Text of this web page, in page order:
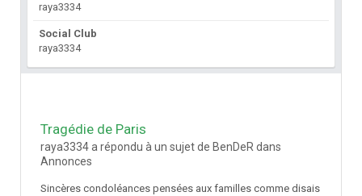
raya3334
Social Club
raya3334
Tragédie de Paris
raya3334 a répondu à un sujet de BenDeR dans
Annonces
Sincères condoléances pensées aux familles comme disais